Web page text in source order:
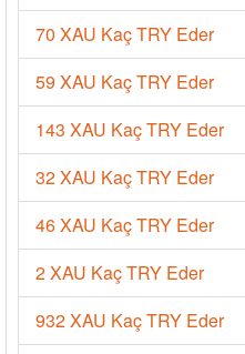
70 XAU Kaç TRY Eder
59 XAU Kaç TRY Eder
143 XAU Kaç TRY Eder
32 XAU Kaç TRY Eder
46 XAU Kaç TRY Eder
2 XAU Kaç TRY Eder
932 XAU Kaç TRY Eder